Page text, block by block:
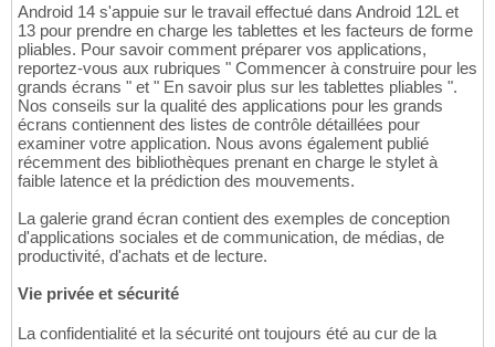
Android 14 s'appuie sur le travail effectué dans Android 12L et
13 pour prendre en charge les tablettes et les facteurs de forme
pliables. Pour savoir comment préparer vos applications,
reportez-vous aux rubriques " Commencer à construire pour les
grands écrans " et " En savoir plus sur les tablettes pliables ".
Nos conseils sur la qualité des applications pour les grands
écrans contiennent des listes de contrôle détaillées pour
examiner votre application. Nous avons également publié
récemment des bibliothèques prenant en charge le stylet à
faible latence et la prédiction des mouvements.
La galerie grand écran contient des exemples de conception
d'applications sociales et de communication, de médias, de
productivité, d'achats et de lecture.
Vie privée et sécurité
La confidentialité et la sécurité ont toujours été au cur de la